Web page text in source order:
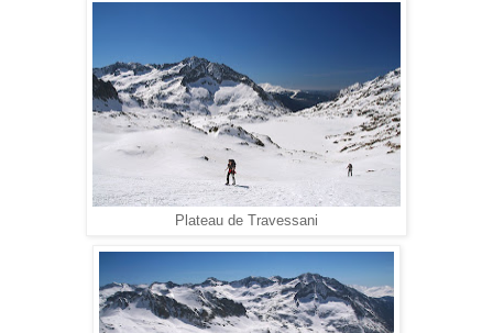
Plateau de Travessani